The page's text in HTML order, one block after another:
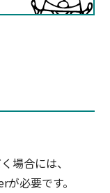
場合には、
必要です。